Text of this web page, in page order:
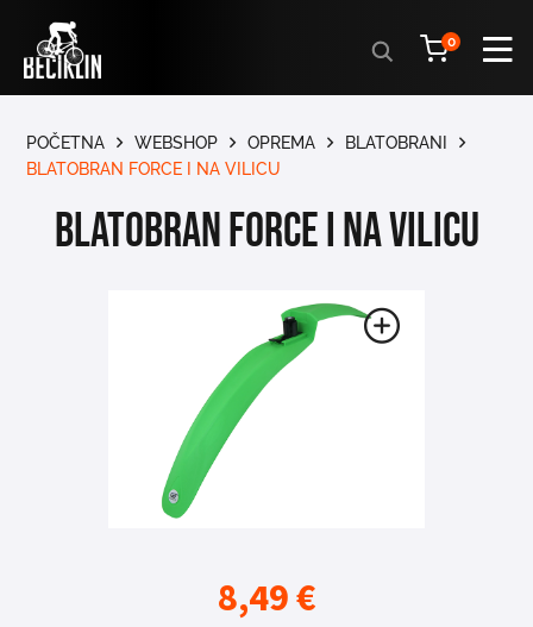
Products
search
0
POČETNA WEBSHOP OPREMA
BLATOBRANI
BLATOBRAN FORCE I NA VILICU
BLATOBRAN FORCE I NA VILICU
8,49€